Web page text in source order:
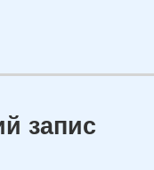
запис